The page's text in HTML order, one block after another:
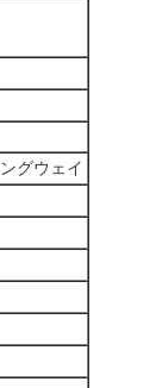
グウェイ